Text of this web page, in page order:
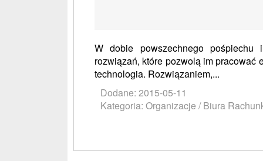
W dobie powszechnego pośpiechu
rozwiązań, które pozwolą im pracować
technologia. Rozwiązaniem,...
Dodane: 2015-05-11
Kategoria: Organizacje / Biura